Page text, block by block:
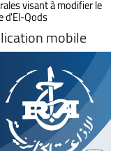
visant à modifier le
d'El-Qods
mobile